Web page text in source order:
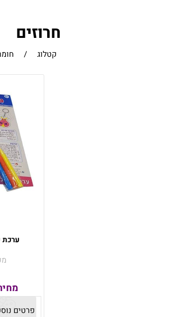
חרוזים
קטלוג /
ערכת
פרטים